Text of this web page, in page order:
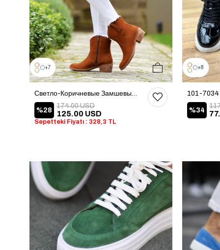
7
Светло-Коричневые Замшевые Женские Ботинки
%28 125.00 USD
174.00 USD
Sepetteki Fiyatı : 328,3 TL
36373839 40 8
%34